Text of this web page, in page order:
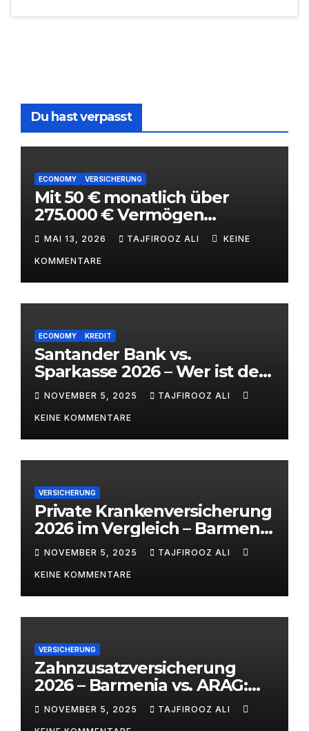
Du hast verpasst
ECONOMY VERSICHERUNG
Mit 50 € monatlich über
275.000 € Vermögen
aufbauen – ETF-
Kinderstrategie mit
Steuervorteilen 2026
MAI 13, 2026 TAJFIROOZ ALI KEINE
KOMMENTARE
ECONOMY KREDIT
Santander Bank vs.
Sparkasse 2026 – Wer ist der
bessere Bankpartner? |
alitaj.de
NOVEMBER 5, 2025 TAJFIROOZ ALI
KEINE KOMMENTARE
VERSICHERUNG
Private Krankenversicherung
2026 im Vergleich – Barmenia
vs. ARAG | alitaj.de
NOVEMBER 5, 2025 TAJFIROOZ ALI
KEINE KOMMENTARE
VERSICHERUNG
Zahnzusatzversicherung
2026 – Barmenia vs. ARAG:
Welcher Anbieter lohnt sich
wirklich?
NOVEMBER 5, 2025 TAJFIROOZ ALI